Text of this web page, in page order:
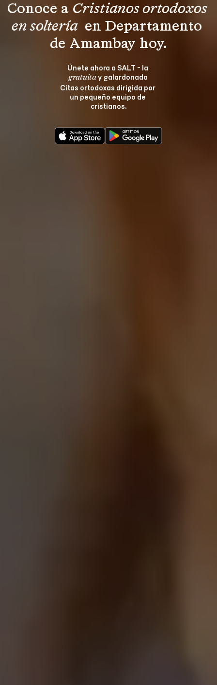
Conoce a Cristianos ortodoxos
en soltería en Departamento
de Amambay hoy.
Únete ahora a SALT - la
gratuita y galardonada
Citas ortodoxas dirigida por
un pequeño equipo de
cristianos.